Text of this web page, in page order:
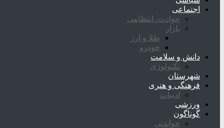
اجتماعی
حوادث، انتظامی
بازار
طلا و ارز
خودرو
دانش و سلامت
تکنولوژی
شهرستان
فرهنگی و هنری
ادبیات
ورزشی
گوناگون
خواندنی